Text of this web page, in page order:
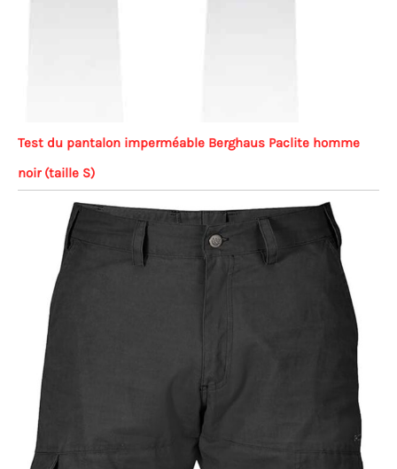
Test du pantalon imperméable Berghaus Paclite homme
noir (taille S)